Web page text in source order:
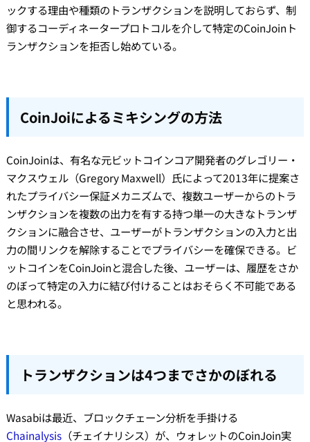
ックする理由や種類のトランザクションを説明しておらず、制
御するコーディネータープロトコルを介して特定のCoinJoinト
ランザクションを拒否し始めている。
CoinJoiによるミキシングの方法
CoinJoinは、有名な元ビットコインコア開発者のグレゴリー・
マクスウェル（Gregory Maxwell）氏によって2013年に提案さ
れたプライバシー保証メカニズムで、複数ユーザーからのトラ
ンザクションを複数の出力を有する持つ単一の大きなトランザ
クションに融合させ、ユーザーがトランザクションの入力と出
力の間リンクを解除することでプライバシーを確保できる。ビ
ットコインをCoinJoinと混合した後、ユーザーは、履歴をさか
のぼって特定の入力に結び付けることはおそらく不可能である
と思われる。
トランザクションは4つまでさかのぼれる
Wasabiは最近、ブロックチェーン分析を手掛ける
Chainalysis（チェイナリシス）が、ウォレットのCoinJoin実